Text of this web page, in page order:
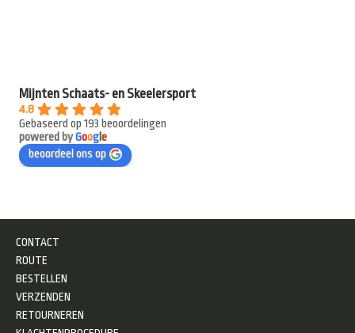
Mijnten Schaats- en Skeelersport
4.8
Gebaseerd op 193 beoordelingen
powered byGooge
beoordeel ons op
CONTACT
ROUTE
BESTELLEN
VERZENDEN
RETOURNEREN